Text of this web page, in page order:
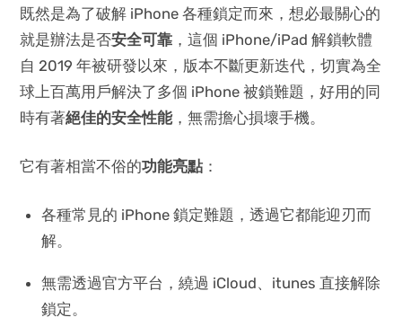
既然是為了破解 iPhone 各種鎖定而來，想必最關心的
就是辦法是否安全可靠 ，這個 iPhone/iPad 解鎖軟體
自 2019 年被研發以來，版本不斷更新迭代，切實為全
球上百萬用戶解決了多個 iPhone 被鎖難題，好用的同
時有著絕佳的安全性能，無需擔心損壞手機。
它有著相當不俗的功能亮點 ：
各種常見的 iPhone 鎖定難題，透過它都能迎刃而
解。
無需透過官方平台，繞過 iCloud、itunes 直接解除
鎖定。